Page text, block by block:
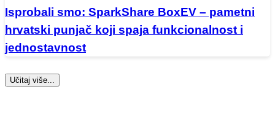
Isprobali smo: SparkShare BoxEV – pametni
hrvatski punjač koji spaja funkcionalnost i
jednostavnost
Učitaj više...